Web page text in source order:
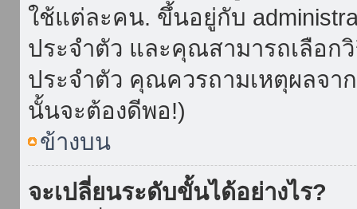
ใช้แต่ละคน. ขึ้นอยู่กับ
ประจำตัว และคุณสามารถเลือก
ประจำตัว คุณควรถามเหตุผลจา
นั้นจะต้องดีพอ!)
ข้างบน
จะเปลี่ยนระดับขั้นได้อย่างไร?